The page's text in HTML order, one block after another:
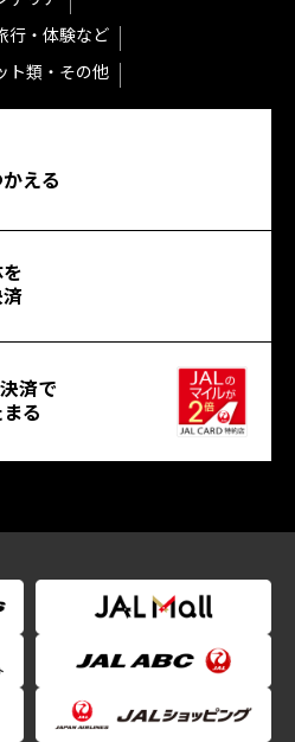
行・体験など
ト類・その他
える
済
済で
る